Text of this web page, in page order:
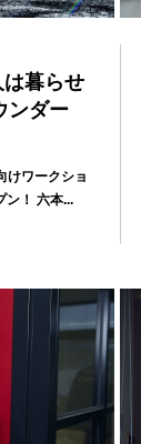
は暮らせ
ダー
けワークショ
ン！ 六本...